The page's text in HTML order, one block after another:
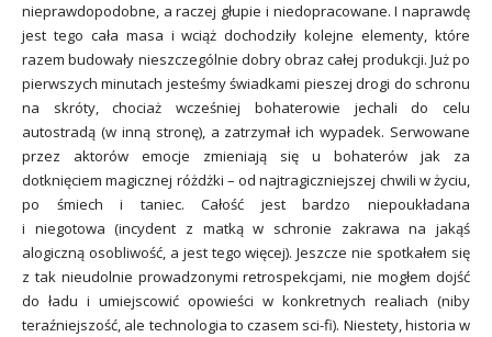
nieprawdopodobne, a raczej głupie i niedopracowane. I naprawdę
jest tego cała masa i wciąż dochodziły kolejne elementy, które
razem budowały nieszczególnie dobry obraz całej produkcji. Już po
pierwszych minutach jesteśmy świadkami pieszej drogi do schronu
na skróty, chociaż wcześniej bohaterowie jechali do celu
autostradą (w inną stronę), a zatrzymał ich wypadek. Serwowane
przez aktorów emocje zmieniają się u bohaterów jak za
dotknięciem magicznej różdżki – od najtragiczniejszej chwili w życiu,
po śmiech i taniec. Całość jest bardzo niepoukładana
i niegotowa (incydent z matką w schronie zakrawa na jakąś
alogiczną osobliwość, a jest tego więcej). Jeszcze nie spotkałem się
z tak nieudolnie prowadzonymi retrospekcjami, nie mogłem dojść
do ładu i umiejscowić opowieści w konkretnych realiach (niby
teraźniejszość, ale technologia to czasem sci-fi). Niestety, historia w